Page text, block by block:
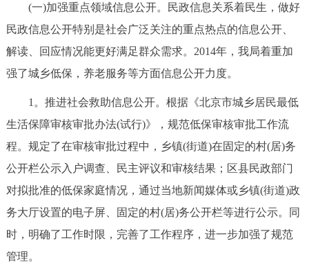
ENGLISH 한국어 日本語
DEUTSCH FRANÇAIS РУССКИЙ ЯЗЫК
回到顶部
(一)加强重点领域信息公开。民政信息关系着民生，做好
民政信息公开特别是社会广泛关注的重点热点的信息公开、
解读、回应情况能更好满足群众需求。2014年，我局着重加
强了城乡低保，养老服务等方面信息公开力度。
1。推进社会救助信息公开。根据《北京市城乡居民最低
生活保障审核审批办法(试行)》，规范低保审核审批工作流
程。规定了在审核审批过程中，乡镇(街道)在固定的村(居)务
公开栏公示入户调查、民主评议和审核结果；区县民政部门
对拟批准的低保家庭情况，通过当地新闻媒体或乡镇(街道)政
务大厅设置的电子屏、固定的村(居)务公开栏等进行公示。同
时，明确了工作时限，完善了工作程序，进一步加强了规范
管理。